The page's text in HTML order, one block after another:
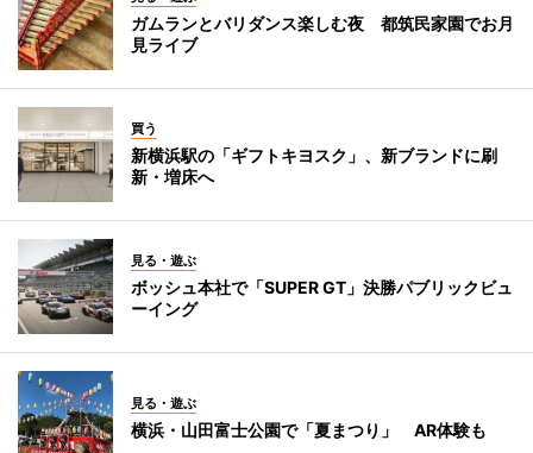
ガムランとバリダンス楽しむ夜 都筑民家園でお月
見ライブ
買う
新横浜駅の「ギフトキヨスク」、新ブランドに刷
新・増床へ
見る・遊ぶ
ボッシュ本社で「SUPER GT」決勝パブリックビュ
ーイング
見る・遊ぶ
横浜・山田富士公園で「夏まつり」 AR体験も